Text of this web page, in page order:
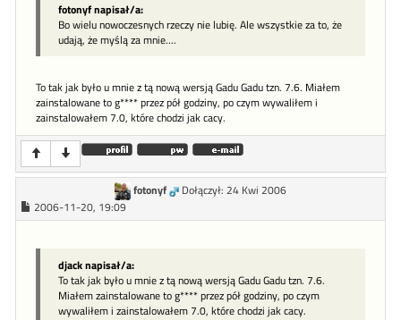
fotonyf napisał/a:
Bo wielu nowoczesnych rzeczy nie lubię. Ale wszystkie za to, że
udają, że myślą za mnie....
To tak jak było u mnie z tą nową wersją Gadu Gadu tzn. 7.6. Miałem
zainstalowane to g**** przez pół godziny, po czym wywaliłem i
zainstalowałem 7.0, które chodzi jak cacy.
fotonyf
Dołączył: 24 Kwi 2006
2006-11-20, 19:09
djack napisał/a:
To tak jak było u mnie z tą nową wersją Gadu Gadu tzn. 7.6.
Miałem zainstalowane to g**** przez pół godziny, po czym
wywaliłem i zainstalowałem 7.0, które chodzi jak cacy.